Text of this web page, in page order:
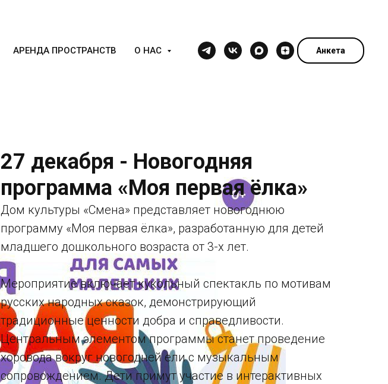
АРЕНДА ПРОСТРАНСТВ О НАС Анкета
27 декабря - Новогодняя
программа «Моя первая ёлка»
Дом культуры «Смена» представляет новогоднюю
программу «Моя первая ёлка», разработанную для детей
младшего дошкольного возраста от 3-х лет.
Мероприятие включает кукольный спектакль по мотивам
русских народных сказок, демонстрирующий
традиционные ценности добра и справедливости.
Центральным элементом программы станет проведение
хоровода вокруг новогодней ели с музыкальным
сопровождением. Дети примут участие в интерактивных